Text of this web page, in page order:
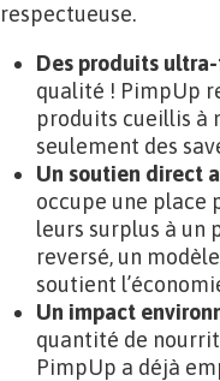
respectueuse.
Des produits
qualité ! PimpUp
produits cueillis à
seulement des
Un soutien direct
occupe une place
leurs surplus à un
reversé, un
soutient
Un impact
quantité de
PimpUp a déjà